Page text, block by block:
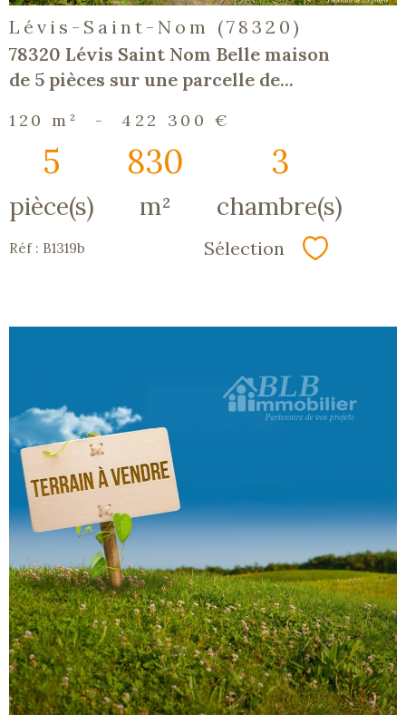
Lévis-Saint-Nom (78320)
78320 Lévis Saint Nom Belle maison
de 5 pièces sur une parcelle de...
120 m² - 422 300 €
5
pièce(s)
830
m²
3
chambre(s)
Réf : B1319b Sélection
voir le
bien